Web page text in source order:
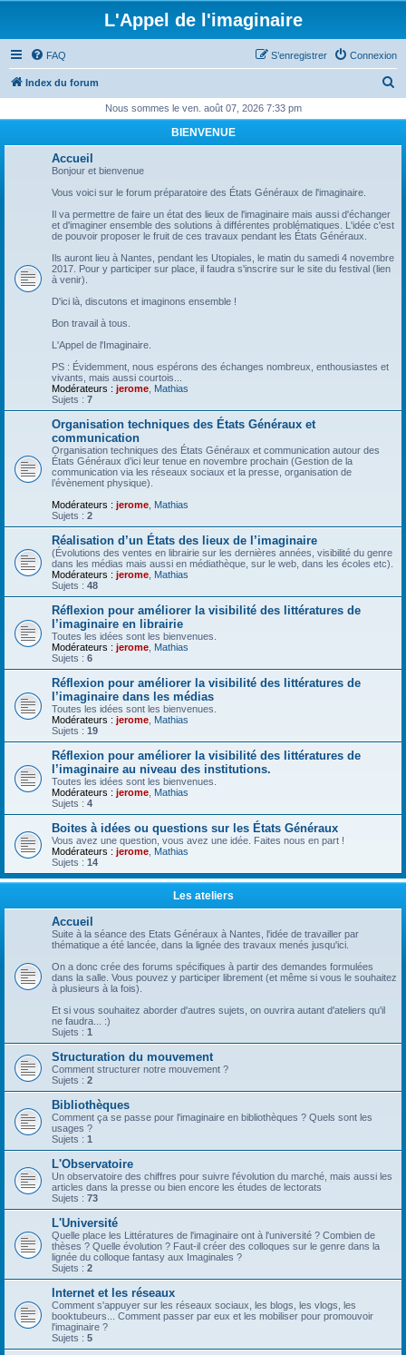
L'Appel de l'imaginaire
FAQ Connexion
S’enregistrer
Index du forum
h
Nous sommes le ven. août 07, 2026 7:33 pm
BIENVENUE
Accueil
Bonjour et bienvenue
Vous voici sur le forum préparatoire des États Généraux de l'imaginaire.
Il va permettre de faire un état des lieux de l'imaginaire mais aussi d'échanger
et d'imaginer ensemble des solutions à différentes problématiques. L'idée c'est
de pouvoir proposer le fruit de ces travaux pendant les États Généraux.
Ils auront lieu à Nantes, pendant les Utopiales, le matin du samedi 4 novembre
2017. Pour y participer sur place, il faudra s'inscrire sur le site du festival (lien
à venir).
D'ici là, discutons et imaginons ensemble !
Bon travail à tous.
L'Appel de l'Imaginaire.
PS : Évidemment, nous espérons des échanges nombreux, enthousiastes et
vivants, mais aussi courtois...
Modérateurs : jerome Mathias
Sujets : 7
Organisation techniques des États Généraux et
communication
Organisation techniques des États Généraux et communication autour des
États Généraux d’ici leur tenue en novembre prochain (Gestion de la
communication via les réseaux sociaux et la presse, organisation de
l’évènement physique).
Modérateurs : jerome Mathias
Sujets : 2
Réalisation d’un États des lieux de l’imaginaire
(Évolutions des ventes en librairie sur les dernières années, visibilité du genre
dans les médias mais aussi en médiathèque, sur le web, dans les écoles etc).
Modérateurs : jerome Mathias
Sujets : 48
Réflexion pour améliorer la visibilité des littératures de
l’imaginaire en librairie
Toutes les idées sont les bienvenues.
Modérateurs : jerome Mathias
Sujets : 6
Réflexion pour améliorer la visibilité des littératures de
l’imaginaire dans les médias
Toutes les idées sont les bienvenues.
Modérateurs : jerome Mathias
Sujets : 19
Réflexion pour améliorer la visibilité des littératures de
l’imaginaire au niveau des institutions.
Toutes les idées sont les bienvenues.
Modérateurs : jerome Mathias
Sujets : 4
Boites à idées ou questions sur les États Généraux
Vous avez une question, vous avez une idée. Faites nous en part !
Modérateurs : jerome Mathias
Sujets : 14
Les ateliers
Accueil
Suite à la séance des Etats Généraux à Nantes, l'idée de travailler par
thématique a été lancée, dans la lignée des travaux menés jusqu'ici.
On a donc crée des forums spécifiques à partir des demandes formulées
dans la salle. Vous pouvez y participer librement (et même si vous le souhaitez
à plusieurs à la fois).
Et si vous souhaitez aborder d'autres sujets, on ouvrira autant d'ateliers qu'il
ne faudra... :)
Sujets : 1
Structuration du mouvement
Comment structurer notre mouvement ?
Sujets : 2
Bibliothèques
Comment ça se passe pour l'imaginaire en bibliothèques ? Quels sont les
usages ?
Sujets : 1
L'Observatoire
Un observatoire des chiffres pour suivre l'évolution du marché, mais aussi les
articles dans la presse ou bien encore les études de lectorats
Sujets : 73
L'Université
Quelle place les Littératures de l'imaginaire ont à l'université ? Combien de
thèses ? Quelle évolution ? Faut-il créer des colloques sur le genre dans la
lignée du colloque fantasy aux Imaginales ?
Sujets : 2
Internet et les réseaux
Comment s'appuyer sur les réseaux sociaux, les blogs, les vlogs, les
booktubeurs... Comment passer par eux et les mobiliser pour promouvoir
l'imaginaire ?
Sujets : 5